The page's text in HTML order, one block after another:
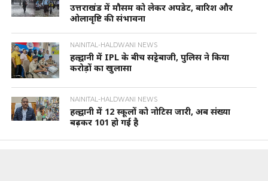
उत्तराखंड में मौसम को लेकर अपडेट, बारिश और
ओलावृष्टि की संभावना
NAINITAL-HALDWANI NEWS
हल्द्वानी में IPL के बीच सट्टेबाजी, पुलिस ने किया
करोड़ों का खुलासा
NAINITAL-HALDWANI NEWS
हल्द्वानी में 12 स्कूलों को नोटिस जारी, अब संख्या
बढ़कर 101 हो गई है